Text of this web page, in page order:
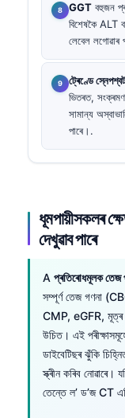
GGT বহুজন
বিশেষকৈ ALT
লেবেল লগোৱাৰ
ট্ৰেণ্ডে
ভিতৰত,
সামান্য
পাৰে।.
ধূমপায়ীসকলৰ
দেখুৱাব পাৰে
A প্ৰতিৰোধমূলক তেজ
সম্পূৰ্ণ তেজ গণনা
CMP, eGFR, মূত্ৰ
উচিত। এই
ডাইবেটিছৰ ঝুঁকি
স্ক্ৰীন কৰিব
তেন্তে ল’ ড’জ CT